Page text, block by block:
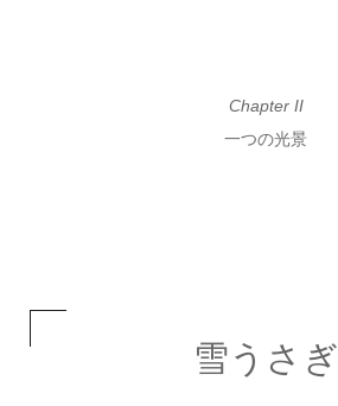
Chapter II
一つの光景
雪うさぎ